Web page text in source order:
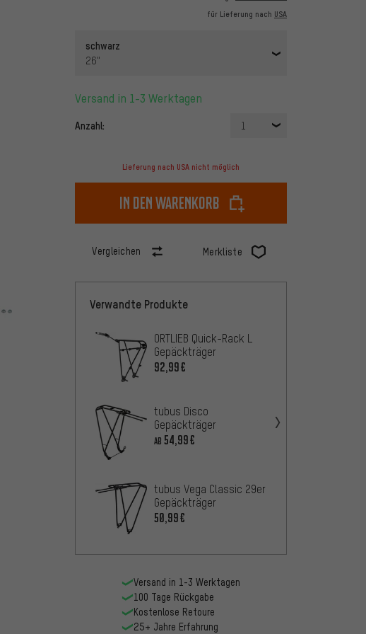
für Lieferung nach USA
schwarz
26"
Versand in 1-3 Werktagen
Anzahl: 1
Lieferung nach USA nicht möglich
In den Warenkorb
Vergleichen Merkliste
Verwandte Produkte
ORTLIEB Quick-Rack L
Gepäckträger
92,99€
tubus Disco
Gepäckträger
AB 54,99€
tubus Vega Classic 29er
Gepäckträger
50,99€
Versand in 1-3 Werktagen
100 Tage Rückgabe
Kostenlose Retoure
25+ Jahre Erfahrung